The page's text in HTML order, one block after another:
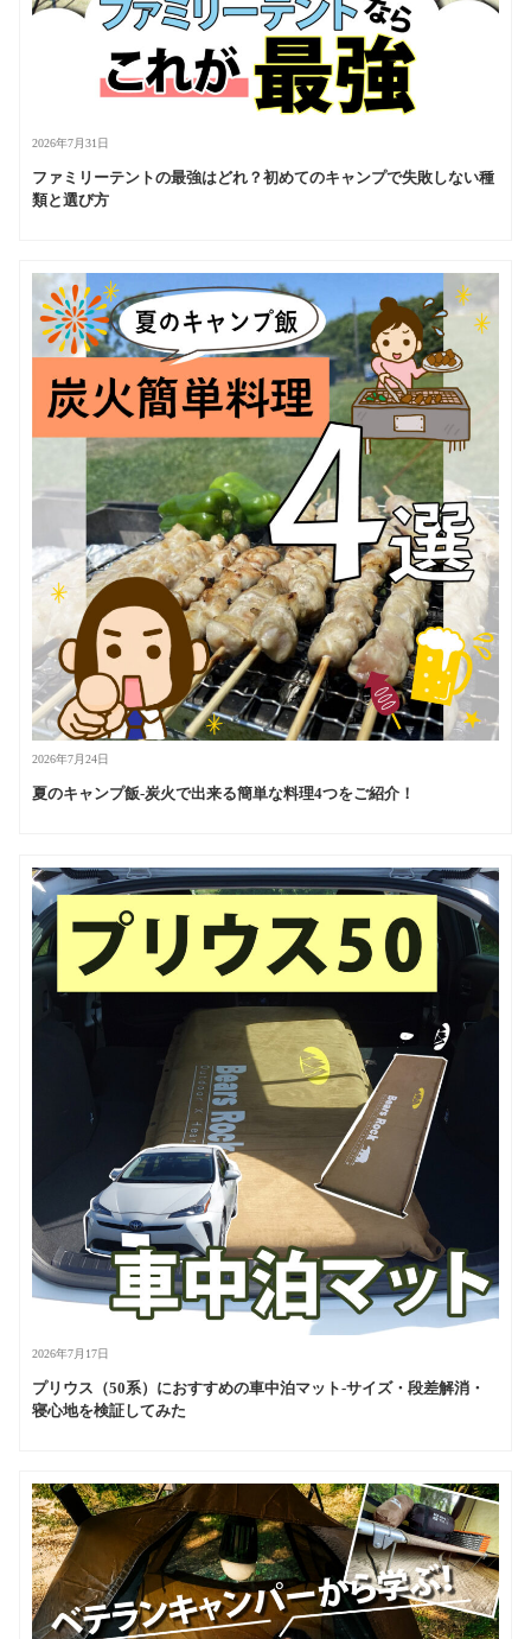
2026年7月31日
ファミリーテントの最強はどれ？初めてのキャンプで失敗しない種
類と選び方
2026年7月24日
夏のキャンプ飯-炭火で出来る簡単な料理4つをご紹介！
2026年7月17日
プリウス（50系）におすすめの車中泊マット-サイズ・段差解消・
寝心地を検証してみた